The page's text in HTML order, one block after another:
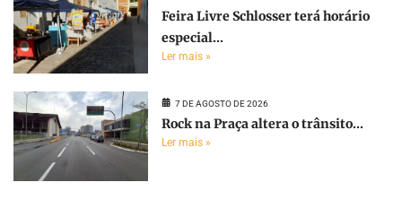
Feira Livre Schlosser terá horário
especial...
Ler mais »
7 DE AGOSTO DE 2026
Rock na Praça altera o trânsito...
Ler mais »